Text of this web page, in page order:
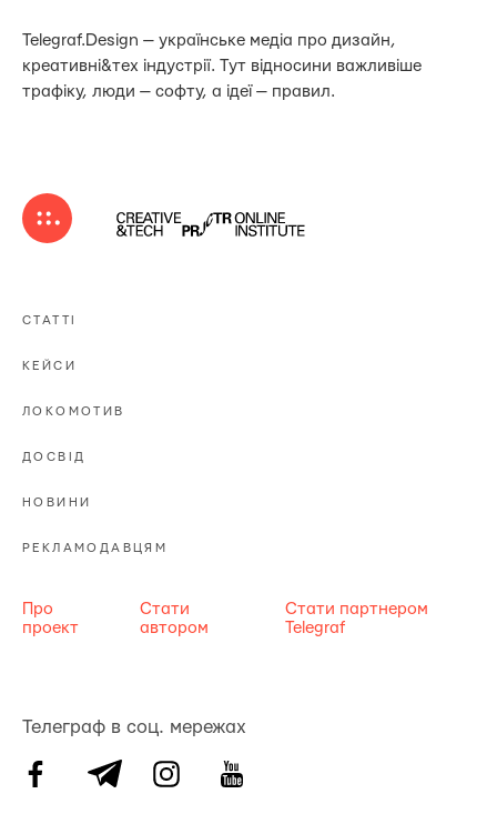
Telegraf.Design — українське медіа про дизайн,
креативні&тех індустрії. Тут відносини важливіше
трафіку, люди — софту, а ідеї — правил.
СТАТТІ
КЕЙСИ
ЛОКОМОТИВ
ДОСВІД
НОВИНИ
РЕКЛАМОДАВЦЯМ
Про
проект
Стати
автором
Стати партнером
Telegraf
Телеграф в соц. мережах